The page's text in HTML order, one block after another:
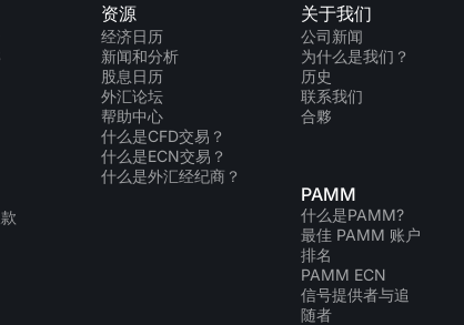
资源
经济日历
新闻和分析
股息日历
外汇论坛
帮助中心
什么是CFD交易？
什么是ECN交易？
什么是外汇经纪商？
关于我们
公司新闻
为什么是我们？
历史
联系我们
合夥
PAMM
什么是PAMM?
最佳 PAMM 账户
排名
PAMM ECN
信号提供者与追
随者